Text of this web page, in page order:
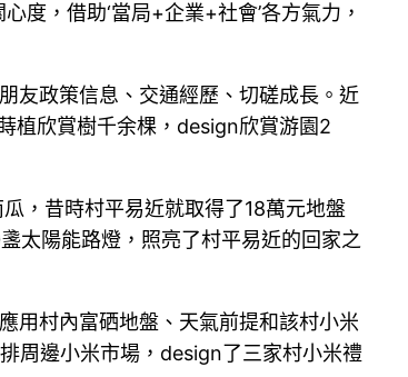
度，借助‘當局+企業+社會’各方氣力，
友政策信息、交通經歷、切磋成長。近
植欣賞樹千余棵，design欣賞游園2
，昔時村平易近就取得了18萬元地盤
太陽能路燈，照亮了村平易近的回家之
用村內富硒地盤、天氣前提和該村小米
周邊小米市場，design了三家村小米禮